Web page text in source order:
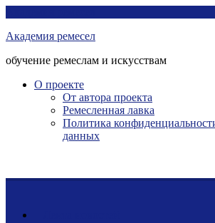
контенту
Академия ремесел
обучение ремеслам и искусствам
О проекте
От автора проекта
Ремесленная лавка
Политика
данных